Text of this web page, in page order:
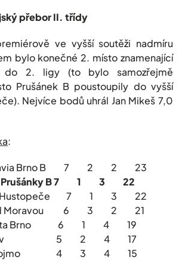
přebor II. třídy
ve vyšší soutěži nadmíru
bylo konečné 2. místo znamenající
do 2. ligy (to bylo samozřejmě
Prušánek B poustoupily do vyšší
Nejvíce bodů uhrál Jan Mikeš 7,0
:
Slavia Brno B 7 2 2 23
Prušánky B 7 1 3 22
Hustopeče 7 1 3 22
nad Moravou 6 3 2 21
Brno 6 1 4 19
5 2 4 17
Znojmo 4 3 4 15